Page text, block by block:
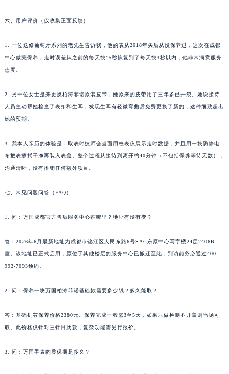
六、用户评价（仅收集正面反馈）
1. 一位送修葡萄牙系列的老先生告诉我，他的表从2018年买后从没保养过，这次在成都
中心做完保养，走时误差从之前的每天快15秒恢复到了每天快3秒以内，他非常满意服务
态度。
2. 另一位女士是来更换柏涛菲诺原装皮带，她原来的皮带用了三年多已开裂。她说接待
人员主动帮她检查了表扣和生耳，发现生耳有轻微弯曲后免费更换了新的，这种细致超出
她的预期。
3. 我本人亲历的体验是：取表时技师会当面用校表仪展示走时数据，并且用一块防静电
布把表擦拭干净再装入表盒。整个过程从接待到离开约40分钟（不包括保养等待天数），
沟通清晰，没有推销任何额外项目。
七、常见问题问答（FAQ）
1. 问：万国成都官方售后服务中心在哪里？地址有没有变？
答：2026年6月最新地址为成都市锦江区人民东路6号SAC东原中心写字楼24层2406B
室。该地址已正式启用，原位于其他楼层的服务中心已搬迁至此，到访前务必通过400-
992-7093预约。
2. 问：保养一块万国柏涛菲诺基础款需要多少钱？多久能取？
答：基础机芯保养价格2380元。保养完成一般需3至5天，如果只做检测不开盖则当场可
取。此价格仅针对三针日历款，复杂功能需另行报价。
3. 问：万国手表的质保期是多久？